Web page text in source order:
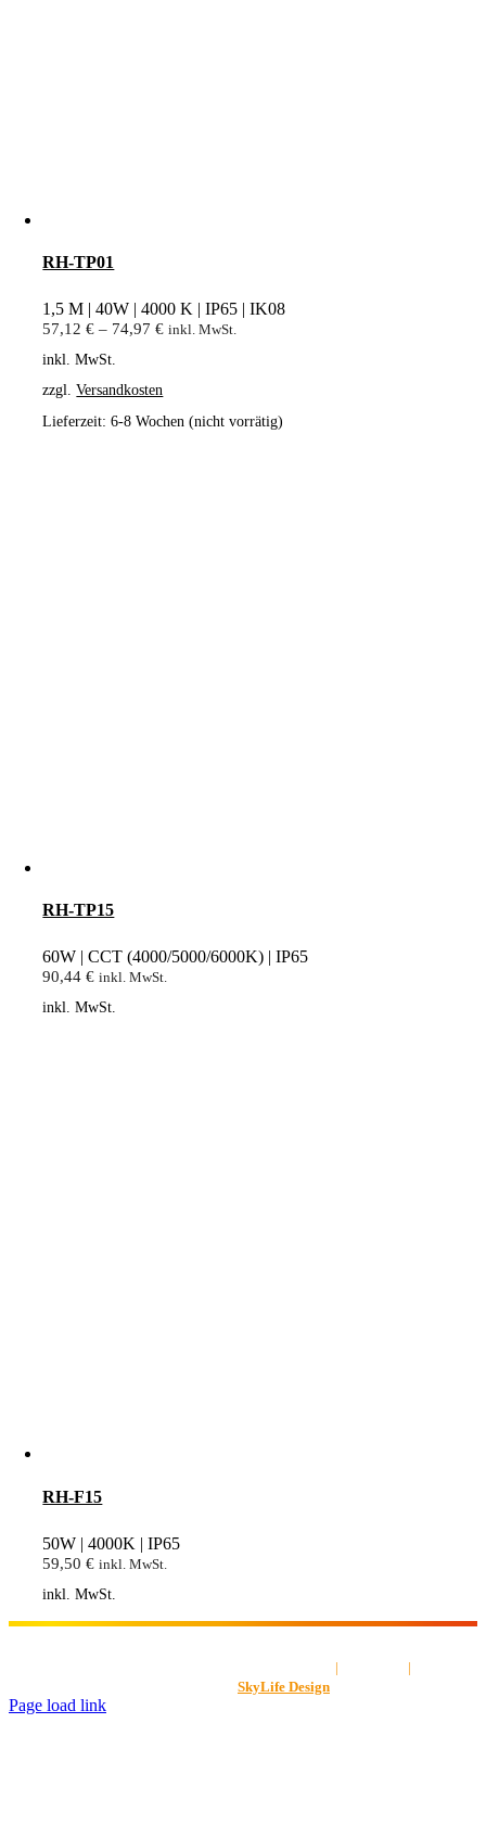
RH-TP01
1,5 M | 40W | 4000 K | IP65 | IK08
57,12€ – 74,97€ inkl. MwSt.
inkl. MwSt.
zzgl.Versandkosten
Lieferzeit:6-8 Wochen (nicht vorrätig)
RH-TP15
60W | CCT (4000/5000/6000K) | IP65
90,44€ inkl. MwSt.
inkl. MwSt.
RH-F15
50W | 4000K | IP65
59,50€ inkl. MwSt.
inkl. MwSt.
| |
SkyLife Design
Page load link